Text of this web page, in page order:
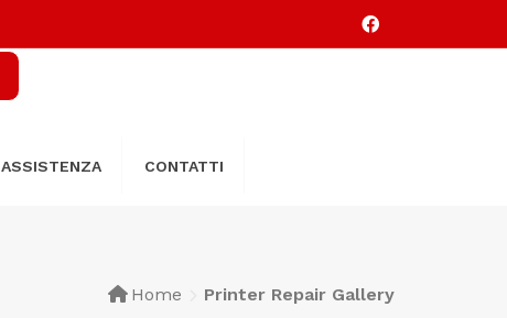
ASSISTENZA CONTATTI
Home Printer Repair Gallery